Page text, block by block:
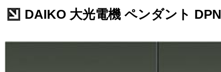
DAIKO 大光電機 ペンダント